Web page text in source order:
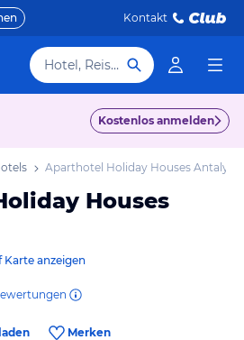
Kontakt
Hotel, Reiseziel
Kostenlos anmelden
Aparthotel Holiday Houses Antalya
Houses
Karte anzeigen
Merken